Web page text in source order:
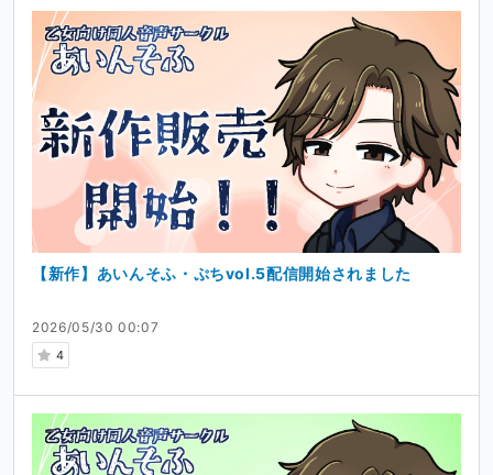
＃各種リンク
▼ 最新の活動や日々の呟きはX（Twitter）で更新していま
す
https://x.com/kuuhaku_moon
▼ 同人音声・お芝居等のご依頼について（iikoe）
サークル様からの外注や、個人様からのシチュエーション
ボイスのご依頼も随時受け付けています。お気軽にご相談
ください。
https://iikoe.org/actor_page/196
・コンテンツは予告なく変更・非公開となる可能性があり
ます。
・当サークルのコンテンツ（音声、画像、テキスト含むす
べて）の無断転載・再配布・生成AI学習への利用等のあら
ゆる二次利用を堅く禁じます。あくまで個人でお楽しみい
ただく範囲でのご利用をお願いいたします。
2026/05/30 00:07
4
【新作】あいんそふ・ぷちvol.5配信開始されました